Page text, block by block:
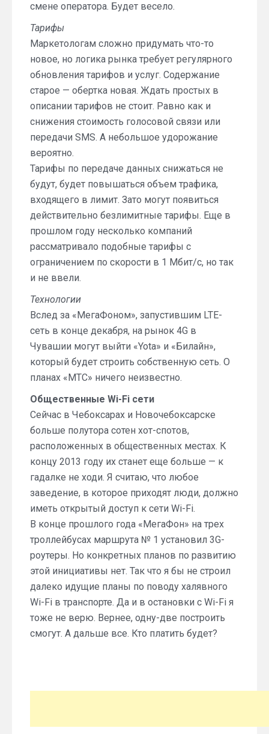
смене оператора. Будет весело.
Тарифы
Маркетологам сложно придумать что-то
новое, но логика рынка требует регулярного
обновления тарифов и услуг. Содержание
старое — обертка новая. Ждать простых в
описании тарифов не стоит. Равно как и
снижения стоимость голосовой связи или
передачи SMS. А небольшое удорожание
вероятно.
Тарифы по передаче данных снижаться не
будут, будет повышаться объем трафика,
входящего в лимит. Зато могут появиться
действительно безлимитные тарифы. Еще в
прошлом году несколько компаний
рассматривало подобные тарифы с
ограничением по скорости в 1 Мбит/с, но так
и не ввели.
Технологии
Вслед за «МегаФоном», запустившим LTE-
сеть в конце декабря, на рынок 4G в
Чувашии могут выйти «Yota» и «Билайн»,
который будет строить собственную сеть. О
планах «МТС» ничего неизвестно.
Общественные Wi-Fi сети
Сейчас в Чебоксарах и Новочебоксарске
больше полутора сотен хот-спотов,
расположенных в общественных местах. К
концу 2013 году их станет еще больше — к
гадалке не ходи. Я считаю, что любое
заведение, в которое приходят люди, должно
иметь открытый доступ к сети Wi-Fi.
В конце прошлого года «МегаФон» на трех
троллейбусах маршрута № 1 установил 3G-
роутеры. Но конкретных планов по развитию
этой инициативы нет. Так что я бы не строил
далеко идущие планы по поводу халявного
Wi-Fi в транспорте. Да и в остановки с Wi-Fi я
тоже не верю. Вернее, одну-две построить
смогут. А дальше все. Кто платить будет?